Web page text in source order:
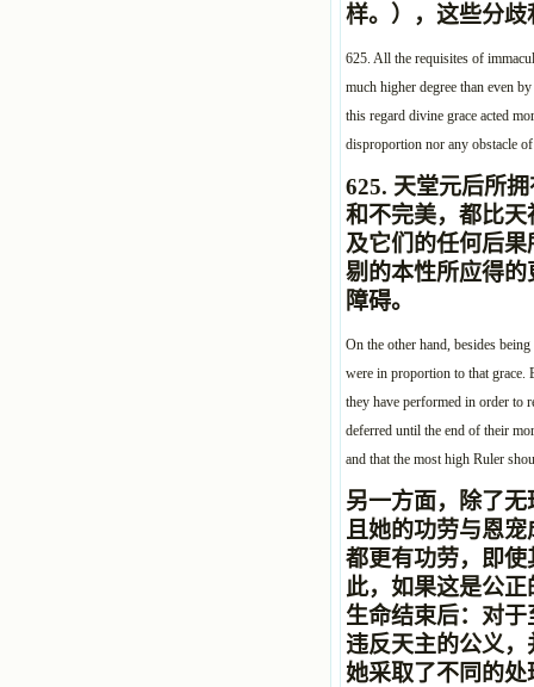
样。 ），这些分
625. All the requisites of
much higher degree than even
this regard divine grace acted
disproportion nor any obstacle
625. 天堂元后所
和不完美，都比
及它们的任何后
剔的本性所应得
障碍。
On the other hand, besides
were in proportion to that grace.
they have performed in order to
deferred until the end of their
and that the most high Ruler
另一方面，除了
且她的功劳与恩
都更有功劳，即
此，如果这是公
生命结束后：对
违反天主的公义
她采取了不同的处